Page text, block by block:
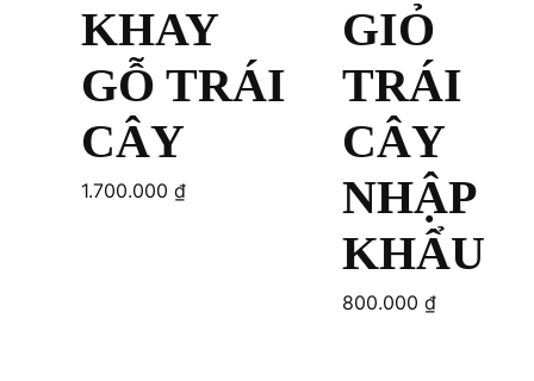
KHAY
GỖ TRÁI
CÂY
1.700.000 ₫
GIỎ
TRÁI
CÂY
NHẬP
KHẨU
800.000₫